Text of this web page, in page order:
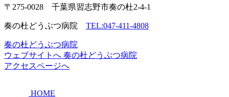
〒275-0028 千葉県習志野市奏の杜2-4-1
奏の杜どうぶつ病院 TEL:047-411-4808
奏の杜どうぶつ病院
ウェブサイトへ 奏の杜どうぶつ病院
アクセスページへ
HOME